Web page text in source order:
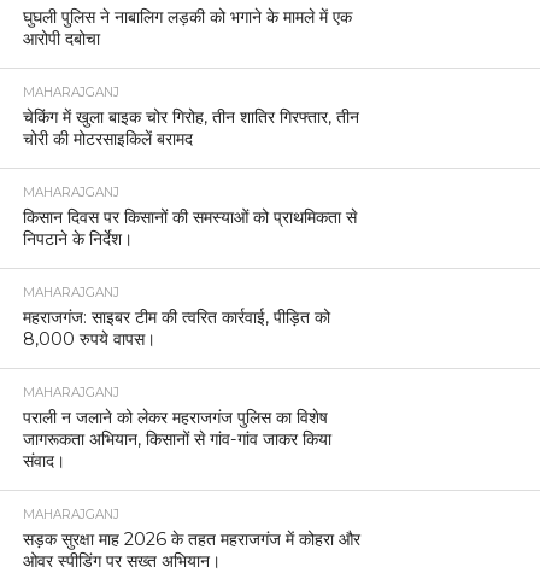
घुघली पुलिस ने नाबालिग लड़की को भगाने के मामले में एक
आरोपी दबोचा
MAHARAJGANJ
चेकिंग में खुला बाइक चोर गिरोह, तीन शातिर गिरफ्तार, तीन
चोरी की मोटरसाइकिलें बरामद
MAHARAJGANJ
किसान दिवस पर किसानों की समस्याओं को प्राथमिकता से
निपटाने के निर्देश।
MAHARAJGANJ
महराजगंज: साइबर टीम की त्वरित कार्रवाई, पीड़ित को
8,000 रुपये वापस।
MAHARAJGANJ
पराली न जलाने को लेकर महराजगंज पुलिस का विशेष
जागरूकता अभियान, किसानों से गांव-गांव जाकर किया
संवाद।
MAHARAJGANJ
सड़क सुरक्षा माह 2026 के तहत महराजगंज में कोहरा और
ओवर स्पीडिंग पर सख्त अभियान।